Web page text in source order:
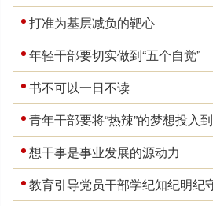
打准为基层减负的靶心
年轻干部要切实做到“五个自觉”
书不可以一日不读
青年干部要将“热辣”的梦想投入
想干事是事业发展的源动力
教育引导党员干部学纪知纪明纪